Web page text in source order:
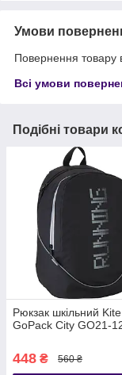
Умови
Повернення товару
Всі умови
Подібні товари
Рюкзак шкільний Kite
GoPack Сity GO21-
448 ₴ 560 ₴